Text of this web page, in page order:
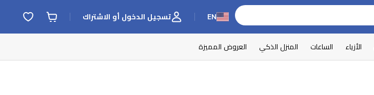
EN تسجيل الدخول أو الاشتراك
الأزياء الساعات المنزل الذكي العروض المميزة